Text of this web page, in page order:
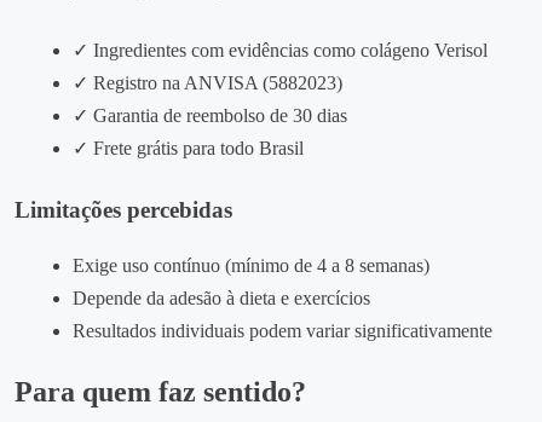
✓ Ingredientes com evidências como colágeno Verisol
✓ Registro na ANVISA (5882023)
✓ Garantia de reembolso de 30 dias
✓ Frete grátis para todo Brasil
Limitações percebidas
Exige uso contínuo (mínimo de 4 a 8 semanas)
Depende da adesão à dieta e exercícios
Resultados individuais podem variar significativamente
Para quem faz sentido?